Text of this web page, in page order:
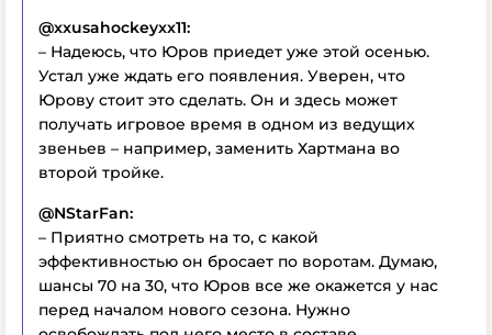
@xxusahockeyxx11:
– Надеюсь, что Юров приедет уже этой осенью.
Устал уже ждать его появления. Уверен, что
Юрову стоит это сделать. Он и здесь может
получать игровое время в одном из ведущих
звеньев – например, заменить Хартмана во
второй тройке.
@NStarFan:
– Приятно смотреть на то, с какой
эффективностью он бросает по воротам. Думаю,
шансы 70 на 30, что Юров все же окажется у нас
перед началом нового сезона. Нужно